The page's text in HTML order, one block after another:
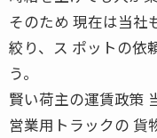
そのため 現在は当社
絞り、ス ポットの依
う。
賢い荷主の運賃政策
営業用トラックの 貨